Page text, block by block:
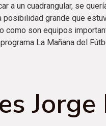
a un cuadrangular, se
posibilidad grande que
como son equipos
La Mañana del
Jorge